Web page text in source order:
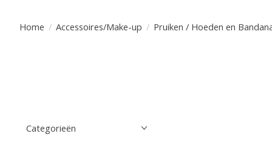
Home / Accessoires/Make-up / Pruiken / Hoeden en
Categorieën